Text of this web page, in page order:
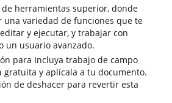
herramientas superior, donde
una variedad de funciones que te
y ejecutar, y trabajar con
un usuario avanzado.
para Incluya trabajo de campo
gratuita y aplícala a tu documento.
de deshacer para revertir esta